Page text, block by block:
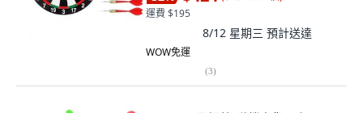
運費 $195
8/12 星期三 預計送達
WOW免運
(3)